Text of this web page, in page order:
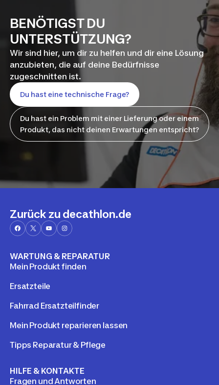
BENÖTIGST DU
UNTERSTÜTZUNG?
Wir sind hier, um dir zu helfen und dir eine Lösung
anzubieten, die auf deine Bedürfnisse
zugeschnitten ist.
Du hast eine technische Frage?
Du hast ein Problem mit einer Lieferung oder einem
Produkt, das nicht deinen Erwartungen entspricht?
Zurück zu decathlon.de
WARTUNG & REPARATUR
Mein Produkt finden
Ersatzteile
Fahrrad Ersatzteilfinder
Mein Produkt reparieren lassen
Tipps Reparatur & Pflege
HILFE & KONTAKTE
Fragen und Antworten